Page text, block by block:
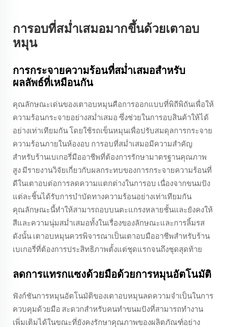
การอบที่สม่ำเสมอมากขึ้นด้วยเตาอบ
หมุน
การกระจายความร้อนที่สม่ำเสมอสำหรับ
ผลลัพธ์ที่เหมือนกัน
คุณลักษณะเด่นของเตาอบหมุนคือการออกแบบที่พิถีพิถันเพื่อให้
ความร้อนกระจายอย่างสม่ำเสมอ ซึ่งช่วยในการอบสินค้าให้ได้
อย่างเท่าเทียมกัน โดยใช้รถเข็นหมุนเพื่อปรับสมดุลการกระจาย
ความร้อนภายในห้องอบ การอบที่สม่ำเสมอมีความสำคัญ
สำหรับร้านเบเกอรี่มืออาชีพที่ต้องการรักษามาตรฐานคุณภาพ
สูง มีรายงานวิจัยเกี่ยวกับผลกระทบของการกระจายความร้อนที่
ดีในเตาอบต่อการลดความแตกต่างในการอบ เนื่องจากขนมปัง
แต่ละชิ้นได้รับการบำบัดทางความร้อนอย่างเท่าเทียมกัน
คุณลักษณะนี้ทำให้สามารถอบบนตะแกรงหลายชั้นและยังคงให้
สีและความนุ่มสม่ำเสมอทั้งในเรื่องของลักษณะและการลิ้มรส
ดังนั้น เตาอบหมุนควรพิจารณาเป็นเตาอบมืออาชีพสำหรับร้าน
เบเกอรี่ที่ต้องการประสิทธิภาพตั้งแต่ชุดแรกจนถึงชุดสุดท้าย
ลดการแทรกแซงด้วยมือด้วยการหมุนอัตโนมัติ
ฟังก์ชันการหมุนอัตโนมัติของเตาอบหมุนลดความจำเป็นในการ
ควบคุมด้วยมือ สะดวกสำหรับคนทำขนมปังที่สามารถทำงาน
เพิ่มเติมได้ในขณะที่ยังคงรักษาคุณภาพของผลิตภัณฑ์อย่าง